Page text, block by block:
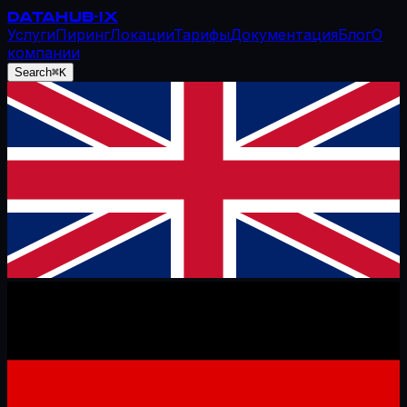
DATAHUB-IX
УслугиПирингЛокацииТарифыДокументацияБлогО
компании
Search⌘K